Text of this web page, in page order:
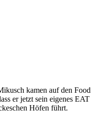
kamen auf den Food
er jetzt sein eigenes EAT
Höfen führt.